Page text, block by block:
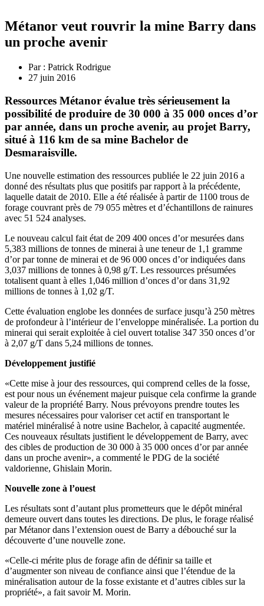
Métanor veut rouvrir la mine Barry dans
un proche avenir
Par : Patrick Rodrigue
27 juin 2016
Ressources Métanor évalue très sérieusement la
possibilité de produire de 30 000 à 35 000 onces d’or
par année, dans un proche avenir, au projet Barry,
situé à 116 km de sa mine Bachelor de
Desmaraisville.
Une nouvelle estimation des ressources publiée le 22 juin 2016 a
donné des résultats plus que positifs par rapport à la précédente,
laquelle datait de 2010. Elle a été réalisée à partir de 1100 trous de
forage couvrant près de 79 055 mètres et d’échantillons de rainures
avec 51 524 analyses.
Le nouveau calcul fait état de 209 400 onces d’or mesurées dans
5,383 millions de tonnes de minerai à une teneur de 1,1 gramme
d’or par tonne de minerai et de 96 000 onces d’or indiquées dans
3,037 millions de tonnes à 0,98 g/T. Les ressources présumées
totalisent quant à elles 1,046 million d’onces d’or dans 31,92
millions de tonnes à 1,02 g/T.
Cette évaluation englobe les données de surface jusqu’à 250 mètres
de profondeur à l’intérieur de l’enveloppe minéralisée. La portion du
minerai qui serait exploitée à ciel ouvert totalise 347 350 onces d’or
à 2,07 g/T dans 5,24 millions de tonnes.
Développement justifié
«Cette mise à jour des ressources, qui comprend celles de la fosse,
est pour nous un événement majeur puisque cela confirme la grande
valeur de la propriété Barry. Nous prévoyons prendre toutes les
mesures nécessaires pour valoriser cet actif en transportant le
matériel minéralisé à notre usine Bachelor, à capacité augmentée.
Ces nouveaux résultats justifient le développement de Barry, avec
des cibles de production de 30 000 à 35 000 onces d’or par année
dans un proche avenir», a commenté le PDG de la société
valdorienne, Ghislain Morin.
Nouvelle zone à l’ouest
Les résultats sont d’autant plus prometteurs que le dépôt minéral
demeure ouvert dans toutes les directions. De plus, le forage réalisé
par Métanor dans l’extension ouest de Barry a débouché sur la
découverte d’une nouvelle zone.
«Celle-ci mérite plus de forage afin de définir sa taille et
d’augmenter son niveau de confiance ainsi que l’étendue de la
minéralisation autour de la fosse existante et d’autres cibles sur la
propriété», a fait savoir M. Morin.